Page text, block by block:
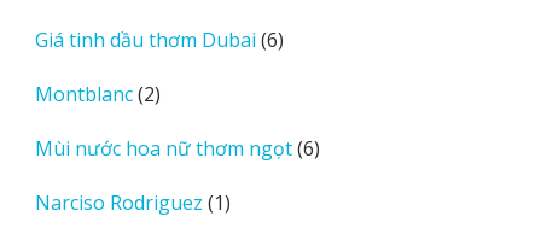
Giá tinh dầu thơm Dubai 66
Montblanc 22
phẩm
Mùi nước hoa nữ thơm ngọt 66
Narciso Rodriguez 11